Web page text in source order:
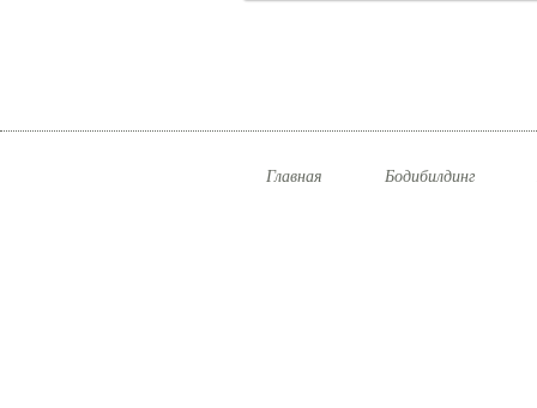
Главная Бодибилдинг